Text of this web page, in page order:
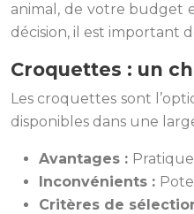
animal, de votre budget
décision, il est important
Croquettes : un
Les croquettes sont
disponibles dans une
Avantages :
Inconvénients :
Critères de